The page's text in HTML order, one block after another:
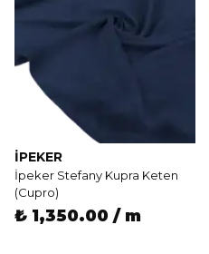
İPEKER
İpeker Stefany Kupra Keten
(Cupro)
₺ 1,350.00 / m